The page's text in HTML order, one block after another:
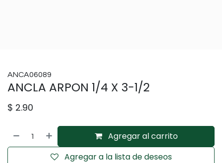
ANCA06089
ANCLA ARPON 1/4 X 3-1/2
$ 2.90
Agregar al carrito
Agregar a la lista de deseos